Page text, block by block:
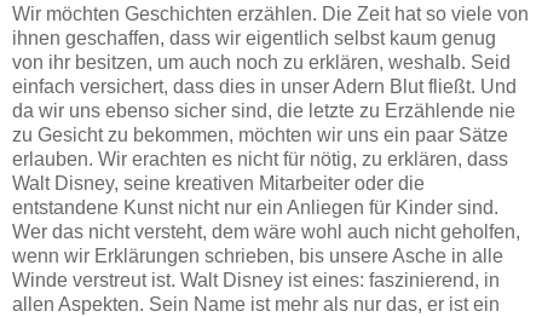
Wir möchten Geschichten erzählen. Die Zeit hat so viele von
ihnen geschaffen, dass wir eigentlich selbst kaum genug
von ihr besitzen, um auch noch zu erklären, weshalb. Seid
einfach versichert, dass dies in unser Adern Blut fließt. Und
da wir uns ebenso sicher sind, die letzte zu Erzählende nie
zu Gesicht zu bekommen, möchten wir uns ein paar Sätze
erlauben. Wir erachten es nicht für nötig, zu erklären, dass
Walt Disney, seine kreativen Mitarbeiter oder die
entstandene Kunst nicht nur ein Anliegen für Kinder sind.
Wer das nicht versteht, dem wäre wohl auch nicht geholfen,
wenn wir Erklärungen schrieben, bis unsere Asche in alle
Winde verstreut ist. Walt Disney ist eines: faszinierend, in
allen Aspekten. Sein Name ist mehr als nur das, er ist ein